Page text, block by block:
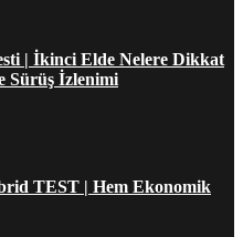
| İkinci Elde Nelere Dikkat
Sürüş İzlenimi
TEST | Hem Ekonomik